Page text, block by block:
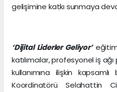
gelişimine katkı sunmaya
‘Dijital Liderler Geliyor’eğitim
katılımcılar, profesyonel iş
kullanımına ilişkin
Koordinatörü Selahattin